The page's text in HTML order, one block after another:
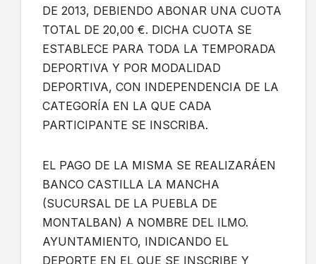
DE 2013, DEBIENDO ABONAR UNA CUOTA
TOTAL DE 20,00 €. DICHA CUOTA SE
ESTABLECE PARA TODA LA TEMPORADA
DEPORTIVA Y POR MODALIDAD
DEPORTIVA, CON INDEPENDENCIA DE LA
CATEGORÍA EN LA QUE CADA
PARTICIPANTE SE INSCRIBA.
EL PAGO DE LA MISMA SE REALIZARÁEN
BANCO CASTILLA LA MANCHA
(SUCURSAL DE LA PUEBLA DE
MONTALBAN) A NOMBRE DEL ILMO.
AYUNTAMIENTO, INDICANDO EL
DEPORTE EN EL QUE SE INSCRIBE Y